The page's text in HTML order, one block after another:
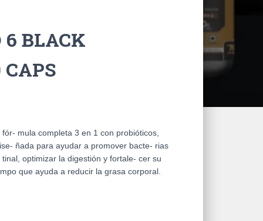
BLACK
mula completa 3 en 1 con probióticos,
ñada para ayudar a promover bacte- rias
optimizar la digestión y fortale- cer su
que ayuda a reducir la grasa corporal.